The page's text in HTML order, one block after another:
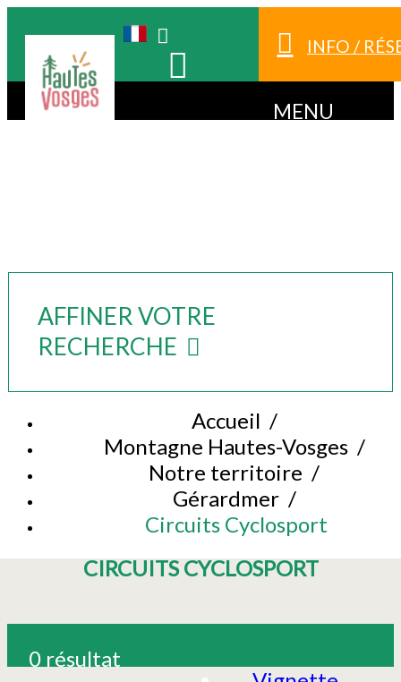
INFO /
MENU
AFFINER VOTRE
RECHERCHE
Accueil /
Montagne Hautes-Vosges /
Notre territoire /
Gérardmer /
Circuits Cyclosport
CIRCUITS CYCLOSPORT
0 résultat